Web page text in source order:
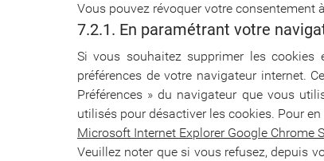
Vous pouvez révoquer votre consentement
7.2.1. En paramétrant votre
Si vous souhaitez supprimer les
préférences de votre navigateur internet.
Préférences » du navigateur que vous
utilisés pour désactiver les cookies. Pour
Microsoft Internet Explorer Google Chrome
Veuillez noter que si vous refusez, depuis